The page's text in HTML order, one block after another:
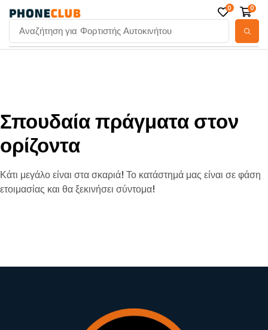
Αναζήτηση για Φορτιστής Αυτοκινήτου
0 0
Σπουδαία πράγματα στον
ορίζοντα
Κάτι μεγάλο είναι στα σκαριά! Το κατάστημά μας είναι σε φάση
ετοιμασίας και θα ξεκινήσει σύντομα!